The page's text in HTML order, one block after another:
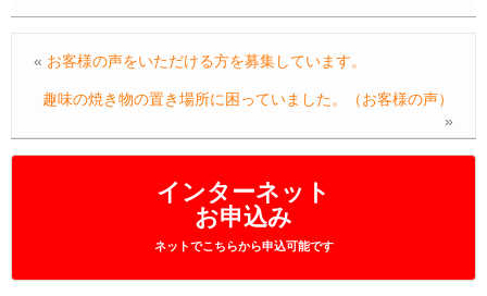
インターネット
お申込み
ネットでこちらから申込可能です
« お客様の声をいただける方を募集しています。
趣味の焼き物の置き場所に困っていました。（お客様の声）
»